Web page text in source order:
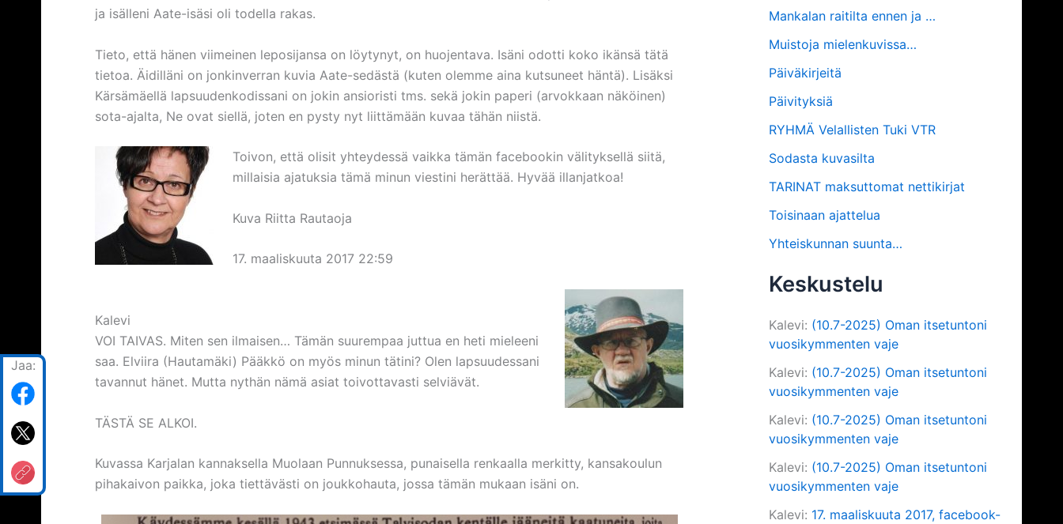
ja isälleni Aate-isäsi oli todella rakas.
Tieto, että hänen viimeinen leposijansa on löytynyt, on huojentava. Isäni odotti koko ikänsä tätä
tietoa. Äidilläni on jonkinverran kuvia Aate-sedästä (kuten olemme aina kutsuneet häntä). Lisäksi
Kärsämäellä lapsuudenkodissani on jokin ansioristi tms. sekä jokin paperi (arvokkaan näköinen)
sota-ajalta, Ne ovat siellä, joten en pysty nyt liittämään kuvaa tähän niistä.
Toivon, että olisit yhteydessä vaikka tämän facebookin välityksellä siitä,
millaisia ajatuksia tämä minun viestini herättää. Hyvää illanjatkoa!
Kuva Riitta Rautaoja
17. maaliskuuta 2017 22:59
Kalevi
VOI TAIVAS. Miten sen ilmaisen… Tämän suurempaa juttua en heti mieleeni
saa. Elviira (Hautamäki) Pääkkö on myös minun tätini? Olen lapsuudessani
tavannut hänet. Mutta nythän nämä asiat toivottavasti selviävät.
TÄSTÄ SE ALKOI.
Kuvassa Karjalan kannaksella Muolaan Punnuksessa, punaisella renkaalla merkitty, kansakoulun
pihakaivon paikka, joka tiettävästi on joukkohauta, jossa tämän mukaan isäni on.
Mankalan raitilta ennen ja …
Muistoja mielenkuvissa…
Päiväkirjeitä
Päivityksiä
RYHMÄ Velallisten Tuki VTR
Sodasta kuvasilta
TARINAT maksuttomat nettikirjat
Toisinaan ajattelua
Yhteiskunnan suunta…
Keskustelu
Kalevi: (10.7-2025) Oman itsetuntoni
vuosikymmenten vaje
Kalevi: (10.7-2025) Oman itsetuntoni
vuosikymmenten vaje
Kalevi: (10.7-2025) Oman itsetuntoni
vuosikymmenten vaje
Kalevi: (10.7-2025) Oman itsetuntoni
vuosikymmenten vaje
Kalevi: 17. maaliskuuta 2017, facebook-
Jaa: